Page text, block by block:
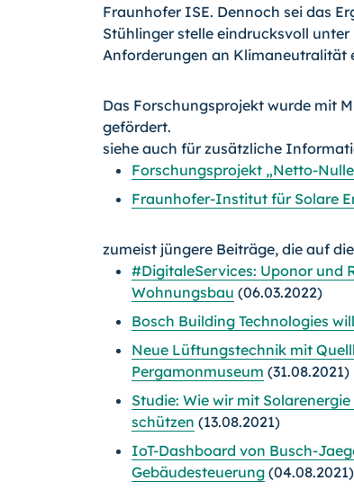
Fraunhofer ISE. Dennoch sei das
Stühlinger stelle eindrucksvoll
Anforderungen an Klimaneutralität
Das Forschungsprojekt wurde mit
gefördert.
siehe auch für zusätzliche
Forschungsprojekt „Netto-
Fraunhofer-Institut für Solare
zumeist jüngere Beiträge, die auf
#DigitaleServices: Uponor und
Wohnungsbau (06.03.2022)
Bosch Building Technologies
Neue Lüftungstechnik mit
Pergamonmuseum (31.08.2021)
Studie: Wie wir mit
schützen (13.08.2021)
IoT-Dashboard von Busch-
Gebäudesteuerung (04.08.2021)